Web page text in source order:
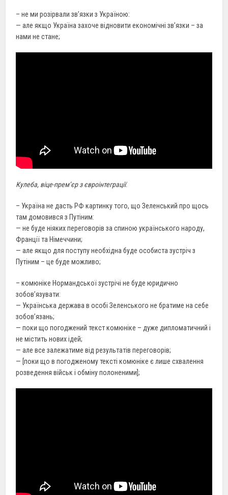
– не ми розірвали зв’язки з Україною:
— але якщо Україна захоче відновити економічні зв’язки – за
нами не стане;
Кулеба, віце-прем’єр з євроінтеграції:
– Україна не дасть РФ картинку того, що Зеленський про щось
там домовився з Путіним:
— не буде ніяких переговорів за спиною українського народу,
Франції та Німеччини;
— але якщо для поступу необхідна буде особиста зустріч з
Путіним – це буде можливо;
– комюніке Нормандської зустрічі не буде юридично
зобов’язувати:
— Українська держава в особі Зеленського не братиме на себе
зобов’язань;
— поки що погоджений текст комюніке – дуже дипломатичний і
не містить нових ідей;
— але все залежатиме від результатів переговорів;
— [поки що в погодженому тексті комюніке є лише схвалення
розведення військ і обміну полоненими];